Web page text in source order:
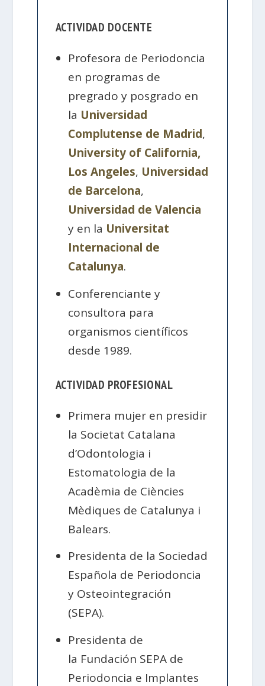
ACTIVIDAD DOCENTE
Profesora de Periodoncia
en programas de
pregrado y posgrado en
la Universidad
Complutense de Madrid,
University of California,
Los Angeles, Universidad
de Barcelona,
Universidad de Valencia
y en la Universitat
Internacional de
Catalunya.
Conferenciante y
consultora para
organismos científicos
desde 1989.
ACTIVIDAD PROFESIONAL
Primera mujer en presidir
la Societat Catalana
d’Odontologia i
Estomatologia de la
Acadèmia de Ciències
Mèdiques de Catalunya i
Balears.
Presidenta de la Sociedad
Española de Periodoncia
y Osteointegración
(SEPA).
Presidenta de
la Fundación SEPA de
Periodoncia e Implantes